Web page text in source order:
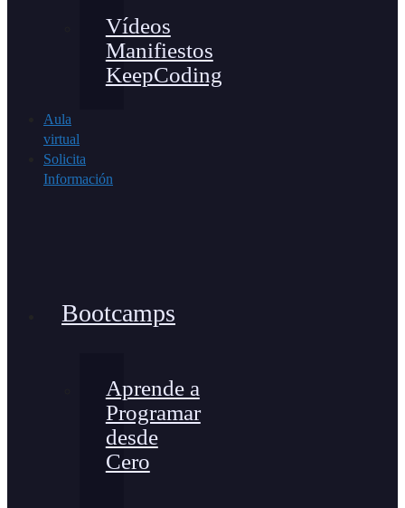
Vídeos
Manifiestos
KeepCoding
Aula
virtual
Solicita
Información
Bootcamps
Aprende a
Programar
desde
Cero